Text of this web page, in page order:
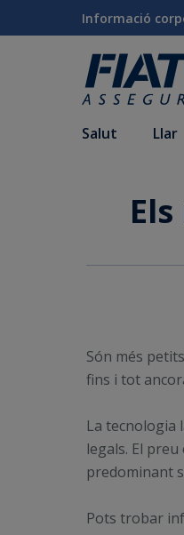
Salta al contingut principal
Informació
Salut Llar
Són més
fins i tot
La tecnologia
legals. El
predominant
Pots trobar